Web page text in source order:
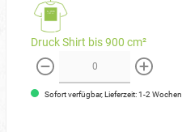
Druck Shirt bis 900 cm²
weniger mehr
Sofort verfügbar, Lieferzeit: 1-2 Wochen